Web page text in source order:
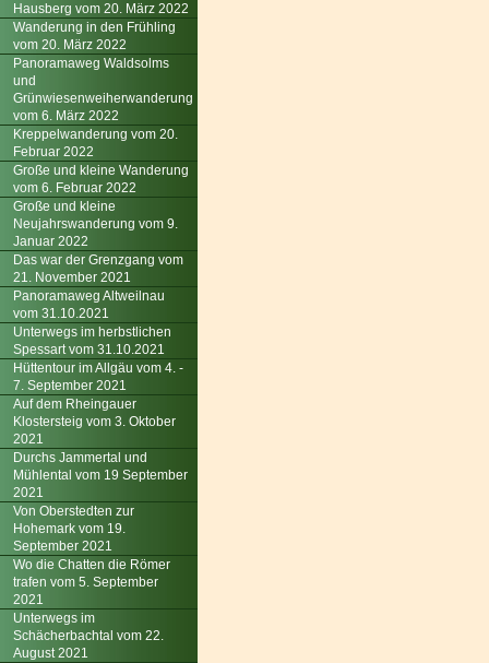
Hausberg vom 20. März 2022
Wanderung in den Frühling
vom 20. März 2022
Panoramaweg Waldsolms
und
Grünwiesenweiherwanderung
vom 6. März 2022
Kreppelwanderung vom 20.
Februar 2022
Große und kleine Wanderung
vom 6. Februar 2022
Große und kleine
Neujahrswanderung vom 9.
Januar 2022
Das war der Grenzgang vom
21. November 2021
Panoramaweg Altweilnau
vom 31.10.2021
Unterwegs im herbstlichen
Spessart vom 31.10.2021
Hüttentour im Allgäu vom 4. -
7. September 2021
Auf dem Rheingauer
Klostersteig vom 3. Oktober
2021
Durchs Jammertal und
Mühlental vom 19 September
2021
Von Oberstedten zur
Hohemark vom 19.
September 2021
Wo die Chatten die Römer
trafen vom 5. September
2021
Unterwegs im
Schächerbachtal vom 22.
August 2021